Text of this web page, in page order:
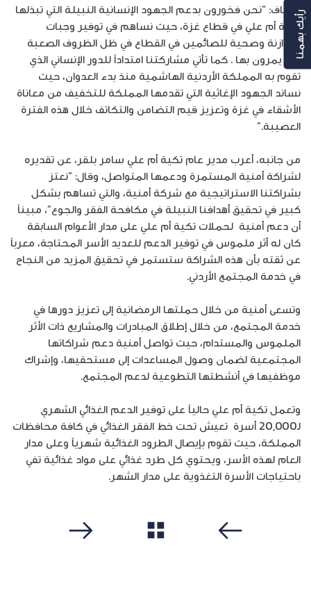
وأضاف: “نحن فخورون بدعم الجهود الإنسانية النبيلة التي تبذلها
تكية أم علي في قطاع غزة، حيث نساهم في توفير وجبات
متوازنة وصحية للصائمين في القطاع في ظل الظروف الصعبة
التي يمرون بها . كما تأتي مشاركتنا امتداداً للدور الإنساني الذي
تقوم به المملكة الأردنية الهاشمية منذ بدء العدوان، حيث
نساند الجهود الإغاثية التي تقدمها المملكة للتخفيف من معاناة
الأشقاء في غزة وتعزيز قيم التضامن والتكاتف خلال هذه الفترة
العصيبة.”
من جانبه، أعرب مدير عام تكية أم علي سامر بلقر، عن تقديره
لشراكة أمنية المستمرة ودعمها المتواصل، وقال: “نعتز
بشراكتنا الاستراتيجية مع شركة أمنية، والتي تساهم بشكل
كبير في تحقيق أهدافنا النبيلة في مكافحة الفقر والجوع”، مبيناً
أن دعم أمنية لحملات تكية أم علي على مدار الأعوام السابقة
كان له أثر ملموس في توفير الدعم للعديد الأسر المحتاجة، معرباً
عن ثقته بأن هذه الشراكة ستستمر في تحقيق المزيد من النجاح
في خدمة المجتمع الأردني.
وتسعى أمنية من خلال حملتها الرمضانية إلى تعزيز دورها في
خدمة المجتمع، من خلال إطلاق المبادرات والمشاريع ذات الأثر
الملموس والمستدام، حيث تواصل أمنية دعم شراكاتها
المجتمعية لضمان وصول المساعدات إلى مستحقيها، وإشراك
موظفيها في أنشطتها التطوعية لدعم المجتمع.
وتعمل تكية أم علي حالياً على توفير الدعم الغذائي الشهري
لـ20,000 أسرة تعيش تحت خط الفقر الغذائي في كافة محافظات
المملكة، حيث تقوم بإيصال الطرود الغذائية شهرياً وعلى مدار
العام لهذه الأسر، ويحتوي كل طرد غذائي على مواد غذائية تفي
باحتياجات الأسرة التغذوية على مدار الشهر.
رأيك بهمنا